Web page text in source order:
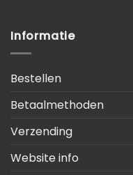
Informatie
Bestellen
Betaalmethoden
Verzending
Website info